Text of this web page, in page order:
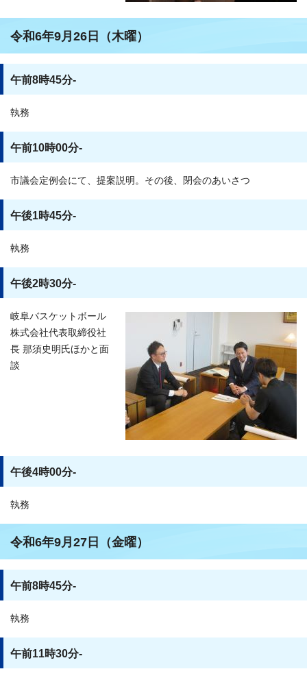
令和6年9月26日（木曜）
午前8時45分-
執務
午前10時00分-
市議会定例会にて、提案説明。その後、閉会のあいさつ
午後1時45分-
執務
午後2時30分-
岐阜バスケットボール
株式会社代表取締役社
長 那須史明氏ほかと面
談
午後4時00分-
執務
令和6年9月27日（金曜）
午前8時45分-
執務
午前11時30分-